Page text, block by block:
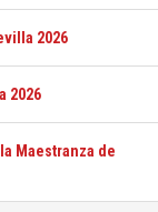
2026
2026
Maestranza de